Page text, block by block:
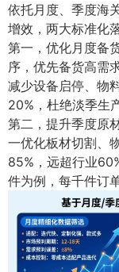
依托月度、季度海
增效，两大标准化
第一，优化月度备
序，优先备货高需
减少设备启停、物
20%，杜绝淡季生
第二，提升季度原
一优化板材切割、
85%，远超行业
件为例，每千件订